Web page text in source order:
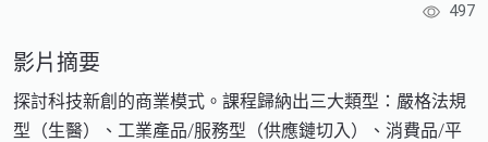
497
影片摘要
探討科技新創的商業模式。課程歸納出三大類型：嚴格法規
型（生醫）、工業產品/服務型（供應鏈切入）、消費品/平